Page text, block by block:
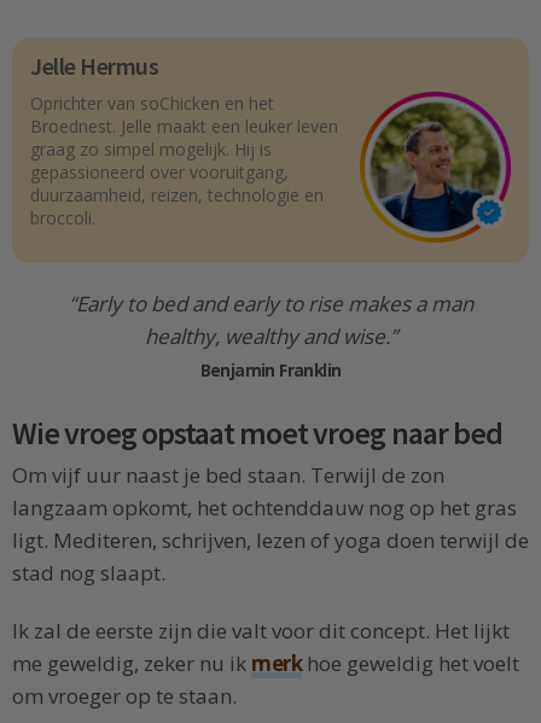
Jelle Hermus
Oprichter van soChicken en het
Broednest. Jelle maakt een leuker leven
graag zo simpel mogelijk. Hij is
gepassioneerd over vooruitgang,
duurzaamheid, reizen, technologie en
broccoli.
“Early to bed and early to rise makes a man
healthy, wealthy and wise.”
Benjamin Franklin
Wie vroeg opstaat moet vroeg naar bed
Om vijf uur naast je bed staan. Terwijl de zon
langzaam opkomt, het ochtenddauw nog op het gras
ligt. Mediteren, schrijven, lezen of yoga doen terwijl de
stad nog slaapt.
Ik zal de eerste zijn die valt voor dit concept. Het lijkt
me geweldig, zeker nu ik merkhoe geweldig het voelt
om vroeger op te staan.